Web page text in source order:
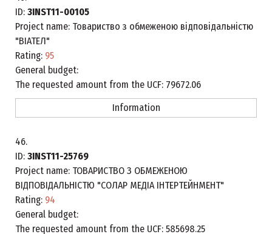
ID: 3INST11-00105
Project name: Товариство з обмеженою відповідальністю
"ВІАТЕЛ"
Rating: 95
General budget:
The requested amount from the UCF: 79672.06
Information
46.
ID: 3INST11-25769
Project name: ТОВАРИСТВО З ОБМЕЖЕНОЮ
ВІДПОВІДАЛЬНІСТЮ "СОЛАР МЕДІА ІНТЕРТЕЙНМЕНТ"
Rating: 94
General budget:
The requested amount from the UCF: 585698.25